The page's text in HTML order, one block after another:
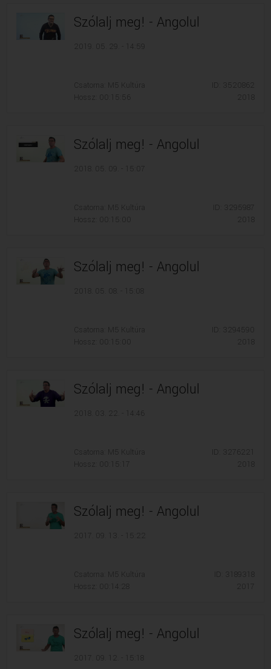
Szólalj meg! - Angolul
2019. 05. 29. - 14:59
Csatorna: M5 Kultúra
Hossz: 00:15:56
Szólalj meg! - Angolul
2018. 05. 09. - 15:07
Csatorna: M5 Kultúra
Hossz: 00:15:00
ID: 3295987
Szólalj meg! - Angolul
Csatorna: M5 Kultúra
Hossz: 00:15:00
ID: 3294590
Szólalj meg! - Angolul
2018. 03. 22. - 14:46
Csatorna: M5 Kultúra
Hossz: 00:15:17
ID: 3276221
Szólalj meg! - Angolul
2017. 09. 13. - 15:22
Csatorna: M5 Kultúra
Hossz: 00:14:28
2017
Szólalj meg! - Angolul
2017. 09. 12. - 15:18